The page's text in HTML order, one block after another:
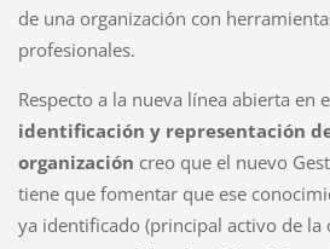
de una organización con
profesionales.
Respecto a la nueva línea abierta en
identificación y representación
organización creo que el nuevo
tiene que fomentar que ese
ya identificado (principal activo de la